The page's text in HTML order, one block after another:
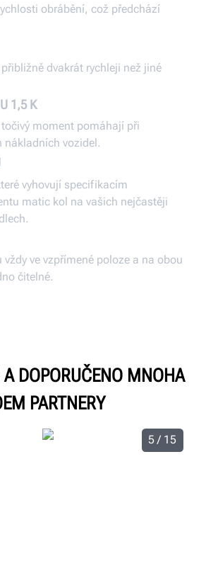
obrábění, což předchází
dvakrát rychleji než jiné
1,5 K
moment pomáhají při
nákladních vozidel.
vyhovují specifikacím
matic kol na vašich nejčastěji
vždy ve vzpřímené poloze a na obou
čitelné.
A DOPORUČENO MNOHA
PARTNERY
5 / 15